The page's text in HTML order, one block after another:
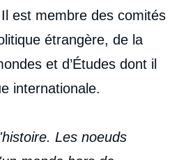
est membre des comités
étrangère, de la
et d’Études dont il
internationale.
Les noeuds